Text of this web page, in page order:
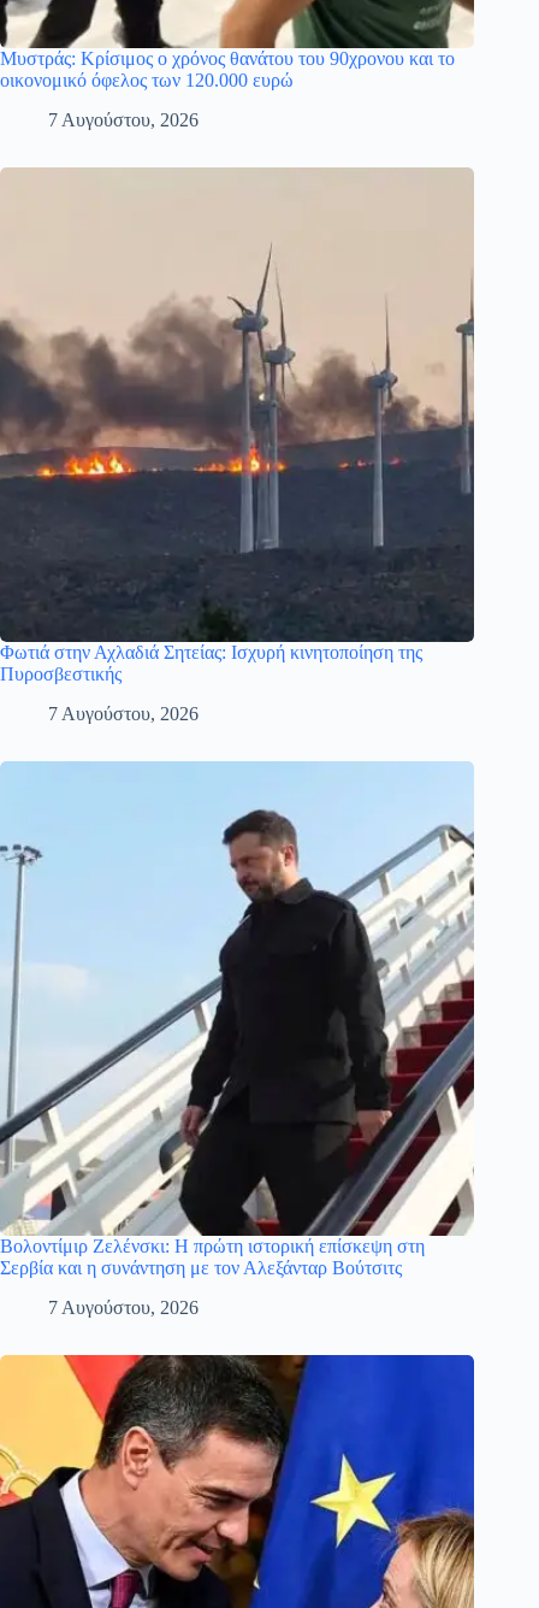
Μυστράς: Κρίσιμος ο χρόνος θανάτου του 90χρονου και το
οικονομικό όφελος των 120.000 ευρώ
7 Αυγούστου, 2026
Φωτιά στην Αχλαδιά Σητείας: Ισχυρή κινητοποίηση της
Πυροσβεστικής
7 Αυγούστου, 2026
Βολοντίμιρ Ζελένσκι: Η πρώτη ιστορική επίσκεψη στη
Σερβία και η συνάντηση με τον Αλεξάνταρ Βούτσιτς
7 Αυγούστου, 2026